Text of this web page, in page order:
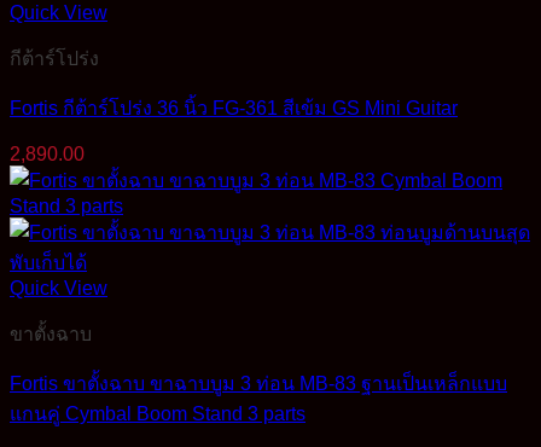
Quick View
กีต้าร์โปร่ง
Fortis กีต้าร์โปร่ง 36 นิ้ว FG-361 สีเข้ม GS Mini Guitar
2,890.00
Quick View
ขาตั้งฉาบ
Fortis ขาตั้งฉาบ ขาฉาบบูม 3 ท่อน MB-83 ฐานเป็นเหล็กแบบ
แกนคู่ Cymbal Boom Stand 3 parts